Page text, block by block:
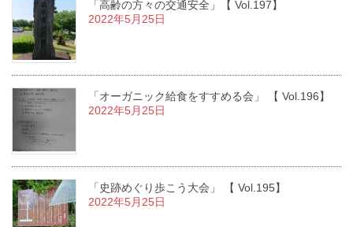
「高齢の方々の交通安全」【 Vol.197】
2022年5月25日
「オーガニック給食をすすめる会」 【 Vol.196】
2022年5月25日
「史跡めぐり歩こう大会」 【 Vol.195】
2022年5月25日